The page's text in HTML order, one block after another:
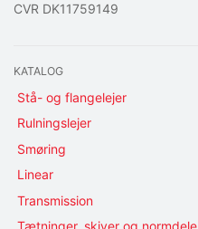
CVR DK11759149
KATALOG
Stå- og flangelejer
Rulningslejer
Smøring
Linear
Transmission